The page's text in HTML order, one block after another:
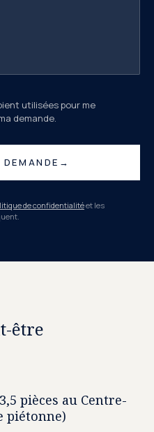
utilisées pour me
demande.
→
de confidentialitéet les
être
pièces au Centre-
piétonne)